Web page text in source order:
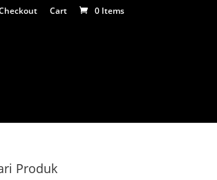
Cart 0 Items
Produk